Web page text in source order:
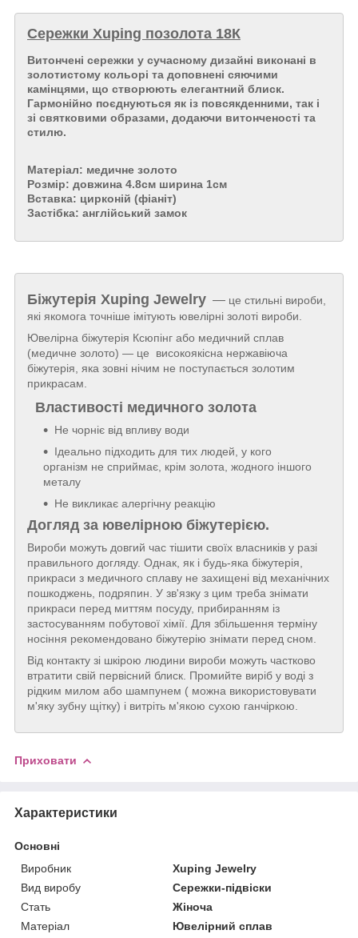
Сережки Xuping позолота 18К
Витончені сережки у сучасному дизайні виконані в
золотистому кольорі та доповнені сяючими
камінцями, що створюють елегантний блиск.
Гармонійно поєднуються як із повсякденними, так і
зі святковими образами, додаючи витонченості та
стилю.
Матеріал: медичне золото
Розмір: довжина 4.8см ширина 1см
Вставка: цирконій (фіаніт)
Застібка: англійський замок
Біжутерія Xuping Jewelry — це стильні вироби,
які якомога точніше імітують ювелірні золоті вироби.
Ювелірна біжутерія Ксюпінг або медичний сплав
(медичне золото) — це високоякісна нержавіюча
біжутерія, яка зовні нічим не поступається золотим
прикрасам.
Властивості медичного золота
Не чорніє від впливу води
Ідеально підходить для тих людей, у кого
організм не сприймає, крім золота, жодного іншого
металу
Не викликає алергічну реакцію
Догляд за ювелірною біжутерією.
Вироби можуть довгий час тішити своїх власників у разі
правильного догляду. Однак, як і будь-яка біжутерія,
прикраси з медичного сплаву не захищені від механічних
пошкоджень, подряпин. У зв'язку з цим треба знімати
прикраси перед миттям посуду, прибиранням із
застосуванням побутової хімії. Для збільшення терміну
носіння рекомендовано біжутерію знімати перед сном.
Від контакту зі шкірою людини вироби можуть частково
втратити свій первісний блиск. Промийте виріб у воді з
рідким милом або шампунем ( можна використовувати
м'яку зубну щітку) і витріть м'якою сухою ганчіркою.
Приховати
Характеристики
Основні
Виробник
Xuping Jewelry
Вид виробу
Сережки-підвіски
Стать
Жіноча
Матеріал
Ювелірний сплав